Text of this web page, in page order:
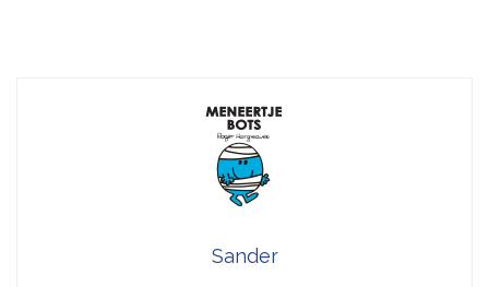
Sander